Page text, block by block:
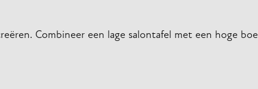
Combineer een lage salontafel met een hoge